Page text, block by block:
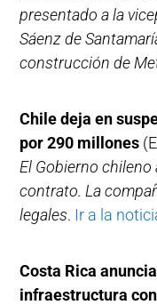
presentado a la
Sáenz de
construcción de
Chile deja en
por 290 millones
El Gobierno
contrato. La
legales. Ir a la
Costa Rica
infraestructura